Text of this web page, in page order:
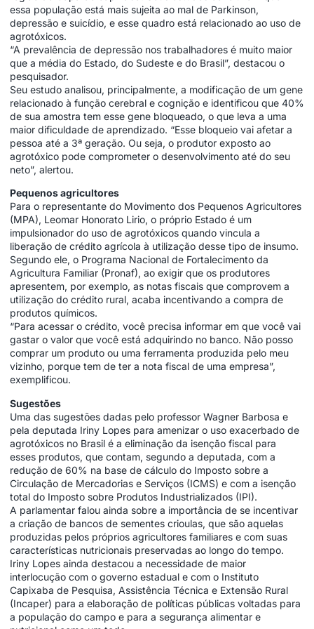
essa população está mais sujeita ao mal de Parkinson,
depressão e suicídio, e esse quadro está relacionado ao uso de
agrotóxicos.
“A prevalência de depressão nos trabalhadores é muito maior
que a média do Estado, do Sudeste e do Brasil”, destacou o
pesquisador.
Seu estudo analisou, principalmente, a modificação de um gene
relacionado à função cerebral e cognição e identificou que 40%
de sua amostra tem esse gene bloqueado, o que leva a uma
maior dificuldade de aprendizado. “Esse bloqueio vai afetar a
pessoa até a 3ª geração. Ou seja, o produtor exposto ao
agrotóxico pode comprometer o desenvolvimento até do seu
neto”, alertou.
Pequenos agricultores
Para o representante do Movimento dos Pequenos Agricultores
(MPA), Leomar Honorato Lirio, o próprio Estado é um
impulsionador do uso de agrotóxicos quando vincula a
liberação de crédito agrícola à utilização desse tipo de insumo.
Segundo ele, o Programa Nacional de Fortalecimento da
Agricultura Familiar (Pronaf), ao exigir que os produtores
apresentem, por exemplo, as notas fiscais que comprovem a
utilização do crédito rural, acaba incentivando a compra de
produtos químicos.
“Para acessar o crédito, você precisa informar em que você vai
gastar o valor que você está adquirindo no banco. Não posso
comprar um produto ou uma ferramenta produzida pelo meu
vizinho, porque tem de ter a nota fiscal de uma empresa”,
exemplificou.
Sugestões
Uma das sugestões dadas pelo professor Wagner Barbosa e
pela deputada Iriny Lopes para amenizar o uso exacerbado de
agrotóxicos no Brasil é a eliminação da isenção fiscal para
esses produtos, que contam, segundo a deputada, com a
redução de 60% na base de cálculo do Imposto sobre a
Circulação de Mercadorias e Serviços (ICMS) e com a isenção
total do Imposto sobre Produtos Industrializados (IPI).
A parlamentar falou ainda sobre a importância de se incentivar
a criação de bancos de sementes crioulas, que são aquelas
produzidas pelos próprios agricultores familiares e com suas
características nutricionais preservadas ao longo do tempo.
Iriny Lopes ainda destacou a necessidade de maior
interlocução com o governo estadual e com o Instituto
Capixaba de Pesquisa, Assistência Técnica e Extensão Rural
(Incaper) para a elaboração de políticas públicas voltadas para
a população do campo e para a segurança alimentar e